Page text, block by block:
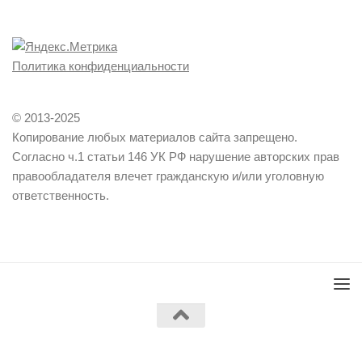
Политика конфиденциальности
© 2013-2025
Копирование любых материалов сайта запрещено.
Согласно ч.1 статьи 146 УК РФ нарушение авторских прав
правообладателя влечет гражданскую и/или уголовную
ответственность.